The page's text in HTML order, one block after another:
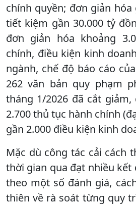
chính quyền; đơn giản hóa
tiết kiệm gần 30.000 tỷ
đơn giản hóa khoảng
chính, điều kiện kinh
ngành, chế độ báo cáo
262 văn bản quy phạm
tháng 1/2026 đã cắt
2.700 thủ tục hành chính
gần 2.000 điều kiện kinh
Mặc dù công tác cải cách
thời gian qua đạt nhiều kết
theo một số đánh giá,
thiên về rà soát từng quy